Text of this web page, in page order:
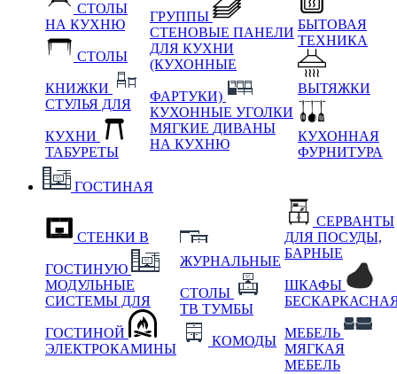
СТОЛЫ
НА КУХНЮ
СТОЛЫ
КНИЖКИ
СТУЛЬЯ ДЛЯ
КУХНИ
ТАБУРЕТЫ
ГРУППЫ
СТЕНОВЫЕ ПАНЕЛИ
ДЛЯ КУХНИ
(КУХОННЫЕ
ФАРТУКИ)
КУХОННЫЕ УГОЛКИ
МЯГКИЕ ДИВАНЫ
НА КУХНЮ
БЫТОВАЯ
ТЕХНИКА
ВЫТЯЖКИ
КУХОННАЯ
ФУРНИТУРА
ГОСТИНАЯ
СТЕНКИ В
ГОСТИНУЮ
МОДУЛЬНЫЕ
СИСТЕМЫ ДЛЯ
ГОСТИНОЙ
ЭЛЕКТРОКАМИНЫ
ЖУРНАЛЬНЫЕ
СТОЛЫ
ТВ ТУМБЫ
КОМОДЫ
СЕРВАНТЫ
ДЛЯ ПОСУДЫ,
БАРНЫЕ
ШКАФЫ
МЕБЕЛЬ
МЯГКАЯ
МЕБЕЛЬ